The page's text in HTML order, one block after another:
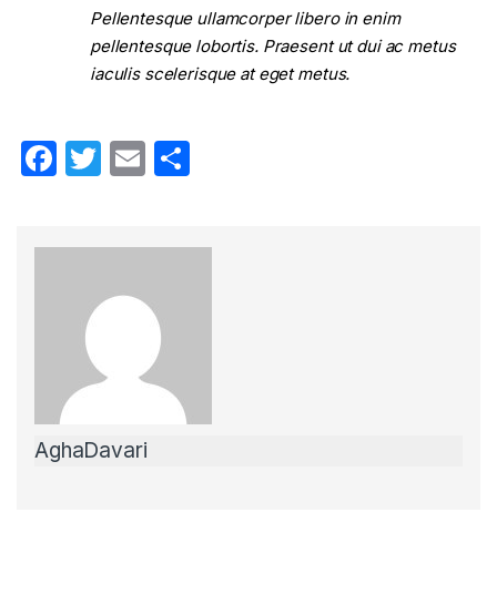
Pellentesque ullamcorper libero in enim
pellentesque lobortis. Praesent ut dui ac metus
iaculis scelerisque at eget metus.
F
k
T
E
AghaDavari